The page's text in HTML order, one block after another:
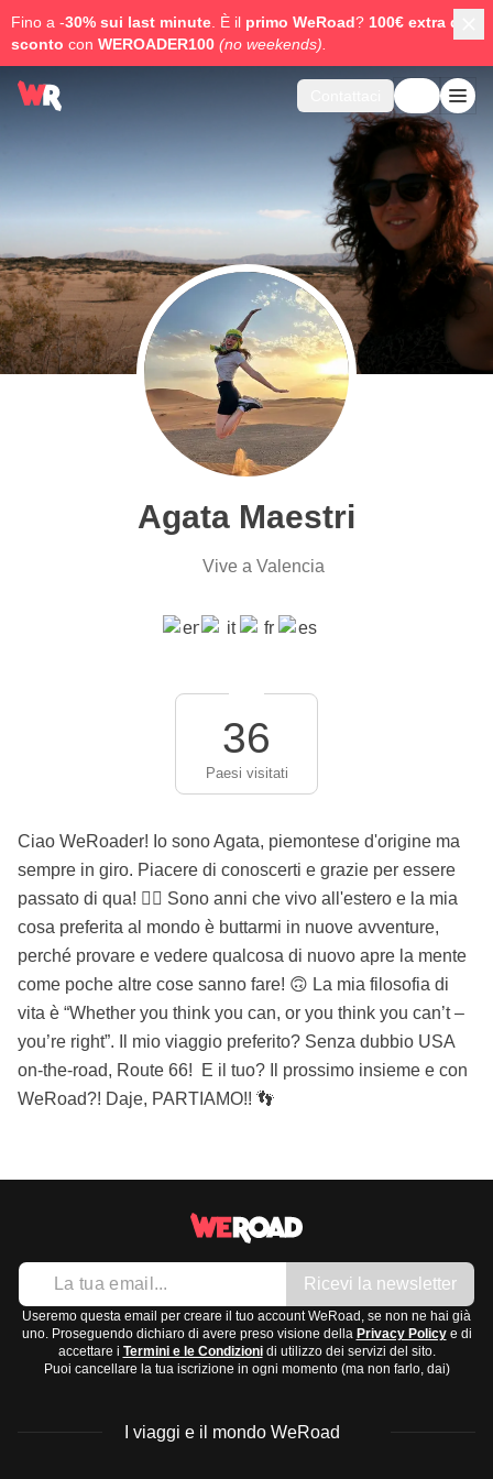
Fino a -30% sui last minute . È il primo WeRoad? 100€ extra di
sconto con WEROADER100 (no weekends).
Agata Maestri
Vive a Valencia
36
Paesi visitati
Ciao WeRoader! Io sono Agata, piemontese d'origine ma
sempre in giro. Piacere di conoscerti e grazie per essere
passato di qua! 🙋‍♀️ Sono anni che vivo all'estero e la mia
cosa preferita al mondo è buttarmi in nuove avventure,
perché provare e vedere qualcosa di nuovo apre la mente
come poche altre cose sanno fare! 🙃 La mia filosofia di
vita è “Whether you think you can, or you think you can’t –
you’re right”. Il mio viaggio preferito? Senza dubbio USA
on-the-road, Route 66! E il tuo? Il prossimo insieme e con
WeRoad?! Daje, PARTIAMO!! 👣
Ricevi la newsletter
Useremo questa email per creare il tuo account WeRoad, se non ne hai già
uno. Proseguendo dichiaro di avere preso visione della Privacy Policye di
accettare i Termini e le Condizionidi utilizzo dei servizi del sito.
Puoi cancellare la tua iscrizione in ogni momento (ma non farlo, dai)
I viaggi e il mondo WeRoad